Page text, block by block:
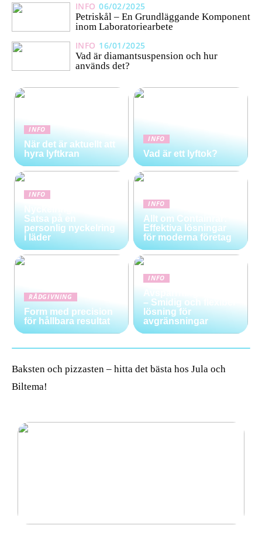
INFO 06/02/2025
Petriskål – En Grundläggande Komponent
inom Laboratoriearbete
INFO 16/01/2025
Vad är diamantsuspension och hur
används det?
INFO
När det är aktuellt att
hyra lyftkran
INFO
Vad är ett lyftok?
INFO
Nyckelring med stil:
Satsa på en
personlig nyckelring
i läder
INFO
Allt om Containrar:
Effektiva lösningar
för moderna företag
RÅDGIVNING
Form med precision
för hållbara resultat
INFO
Avspärrningsstolpar
– Smidig och flexibel
lösning för
avgränsningar
Baksten och pizzasten – hitta det bästa hos Jula och
Biltema!